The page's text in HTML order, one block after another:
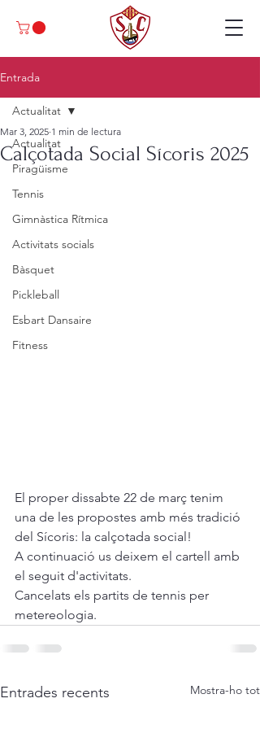
Entrada
Actualitat
Piragüisme
Tennis
Gimnàstica Rítmica
Activitats socials
Bàsquet
Pickleball
Esbart Dansaire
Fitness
Actualitat
Calçotada Social Sícoris 2025
Mar 3, 2025 1 min de lectura
El proper dissabte 22 de març tenim
una de les propostes amb més tradició
del Sícoris: la calçotada social!
A continuació us deixem el cartell amb
el seguit d'activitats.
Cancelats els partits de tennis per
metereologia.
Entrades recents Mostra-ho tot